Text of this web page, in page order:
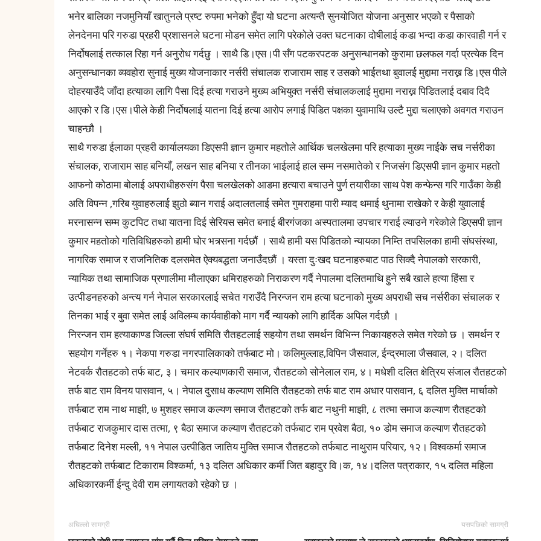
भनेर बालिका नजमुनियाँ खातुनले प्रष्ट रुपमा भनेको हुँदा यो घटना अत्यन्तै सुनयोजित योजना अनुसार भएको र पैसाको
लेनदेनमा परि गरुडा प्रहरी प्रशासनले घटना मोडन समेत लागि परेकोले उक्त घटनाका दोषीलाई कडा भन्दा कडा कारवाही गर्न र
निर्दोषलाई तत्काल रिहा गर्न अनुरोध गर्दछु । साथै डि।एस।पी सँग पटकरपटक अनुसन्धानको कुरामा छलफल गर्दा प्रत्येक दिन
अनुसन्धानका व्यवहोरा सुनाई मुख्य योजनाकार नर्सरी संचालक राजाराम साह र उसको भाईतथा बुवालई मुद्दामा नराख्न डि।एस पीले
दोहरयाउँदै जाँदा हत्याका लागि पैसा दिई हत्या गराउने मुख्य अभियुक्त नर्सरी संचालकलाई मुद्दामा नराख्न पिडितलाई दबाव दिदै
आएको र डि।एस।पीले केही निर्दोषलाई यातना दिई हत्या आरोप लगाई पिडित पक्षका युवामाथि उल्टै मुद्दा चलाएको अवगत गराउन
चाहन्छौ ।
साथै गरुडा ईलाका प्रहरी कार्यालयका डिएसपी ज्ञान कुमार महतोले आर्थिक चलखेलमा परि हत्याका मुख्य नाईके सच नर्सरीका
संचालक, राजाराम साह बनियाँ, लखन साह बनिया र तीनका भाईलाई हाल सम्म नसमातेको र निजसंग डिएसपी ज्ञान कुमार महतो
आफनो कोठामा बोलाई अपराधीहरुसंग पैसा चलखेलको आडमा हत्यारा बचाउने पुर्ण तयारीका साथ पेश कन्फेन्स गरि गाउँका केही
अति विपन्न ,गरिब युवाहरुलाई झुठो ब्यान गराई अदालतलाई समेत गुमराहमा पारी म्याद थमाई थुनामा राखेको र केही युवालाई
मरनासन्न सम्म कुटपिट तथा यातना दिई सेरियस समेत बनाई बीरगंजका अस्पतालमा उपचार गराई ल्याउने गरेकोले डिएसपी ज्ञान
कुमार महतोको गतिविधिहरुको हामी घोर भत्र्सना गर्दछौं । साथै हामी यस पिडितको न्यायका निम्ति तपसिलका हामी संघसंस्था,
नागरिक समाज र राजनितिक दलसमेत ऐक्यबद्धता जनाउँदछौं । यस्ता दुःखद घटनाहरुबाट पाठ सिक्दै नेपालको सरकारी,
न्यायिक तथा सामाजिक प्रणालीमा मौलाएका धमिराहरुको निराकरण गर्दै नेपालमा दलितमाथि हुने सबै खाले हत्या हिंसा र
उत्पीडनहरुको अन्त्य गर्न नेपाल सरकारलाई सचेत गराउँदै निरन्जन राम हत्या घटनाको मुख्य अपराधी सच नर्सरीका संचालक र
तिनका भाई र बुवा समेत लाई अविलम्ब कार्यवाहीको माग गर्दै न्यायको लागि हार्दिक अपिल गर्दछौ ।
निरन्जन राम हत्याकाण्ड जिल्ला संघर्ष समिति रौतहटलाई सहयोग तथा समर्थन विभिन्न निकायहरुले समेत गरेको छ । समर्थन र
सहयोग गर्नेहरु १। नेकपा गरुडा नगरपालिकाको तर्फबाट मो। कलिमुल्लाह,विपिन जैसवाल, ईन्द्रमाला जैसवाल, २। दलित
नेटवर्क रौतहटको तर्फ बाट, ३। चमार कल्याणकारी समाज, रौतहटको सोनेलाल राम, ४। मधेशी दलित क्षेत्रिय संजाल रौतहटको
तर्फ बाट राम विनय पासवान, ५। नेपाल दुसाध कल्याण समिति रौतहटको तर्फ बाट राम अधार पासवान, ६ दलित मुक्ति मार्चाको
तर्फबाट राम नाथ माझी, ७ मुशहर समाज कल्यण समाज रौतहटको तर्फ बाट नथुनी माझी, ८ तत्मा समाज कल्याण रौतहटको
तर्फबाट राजकुमार दास तत्मा, ९ बैठा समाज कल्याण रौतहटको तर्फबाट राम प्रवेश बैठा, १० डोम समाज कल्याण रौतहटको
तर्फबाट दिनेश मल्ली, ११ नेपाल उत्पीडित जातिय मुक्ति समाज रौतहटको तर्फबाट नाथुराम परियार, १२। विश्वकर्मा समाज
रौतहटको तर्फबाट टिकाराम विश्कर्मा, १३ दलित अधिकार कर्मी जित बहादुर वि।क, १४।दलित पत्राकार, १५ दलित महिला
अधिकारकर्मी ईन्दु देवी राम लगायतको रहेको छ ।
अघिल्लो सामग्री यसपछिको सामग्री